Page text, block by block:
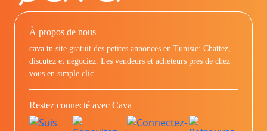
À propos de nous
cava.tn site gratuit des petites annonces en Tunisie: Chattez,
discutez et négociez. Les vendeurs et acheteurs prés de chez
vous en simple clic.
Restez connecté avec Cava